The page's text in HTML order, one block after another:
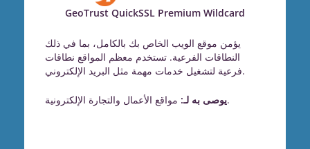
GeoTrust QuickSSL Premium Wildcard
يؤمن موقع الويب الخاص بك بالكامل، بما في ذلك
النطاقات الفرعية. تستخدم معظم المواقع نطاقات
فرعية لتشغيل خدمات مهمة مثل البريد الإلكتروني.
يوصى به لـ:مواقع الأعمال والتجارة الإلكترونية.